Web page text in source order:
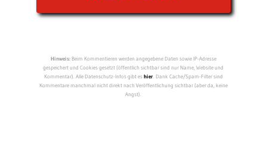
Hinweis:Beim Kommentieren werden angegebene Daten sowie IP-Adresse
gespeichert und Cookies gesetzt (öffentlich sichtbar sind nur Name, Website und
Kommentar). Alle Datenschutz-Infos gibt eshier. Dank Cache/Spam-Filter sind
Kommentare manchmal nicht direkt nach Veröffentlichung sichtbar (aber da, keine
Angst).